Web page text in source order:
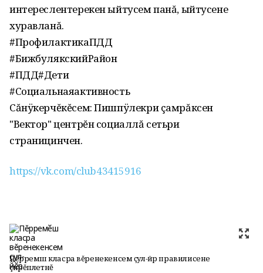
интереслентерекен ыйтусем панă, ыйтусене
хуравланă.
#ПрофилактикаПДД
#БижбулякскийРайон
#ПДД#Дети
#Социальнаяактивность
Сăнÿкерчĕкĕсем: Пишпÿлекри çамрăксен
"Вектор" центрĕн социаллă сетьри
страницинчен.
https://vk.com/club43415916
Пĕрремӗш класра вĕренекенсем ҫул-йӗр правилисене
çирĕплетнĕ